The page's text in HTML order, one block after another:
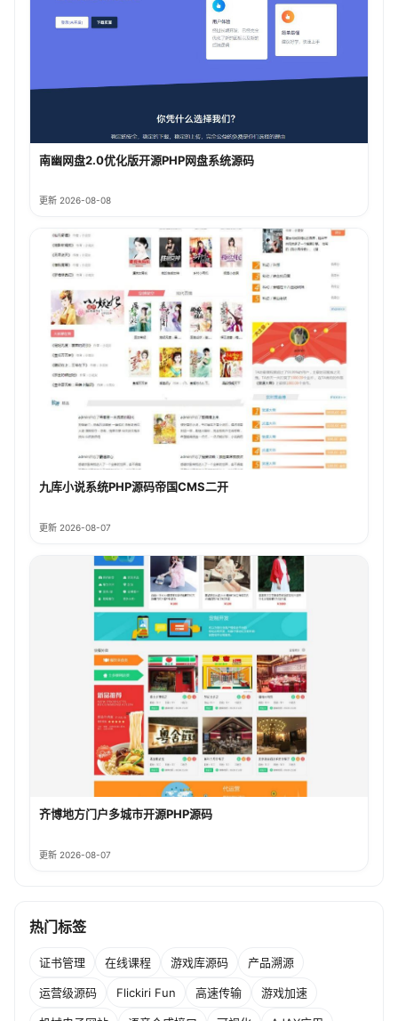
南幽网盘2.0优化版开源PHP网盘系统源码
更新 2026-08-08
九库小说系统PHP源码帝国CMS二开
更新 2026-08-07
齐博地方门户多城市开源PHP源码
更新 2026-08-07
热门标签
证书管理 在线课程 游戏库源码 产品溯源
运营级源码 Flickiri Fun 高速传输 游戏加速